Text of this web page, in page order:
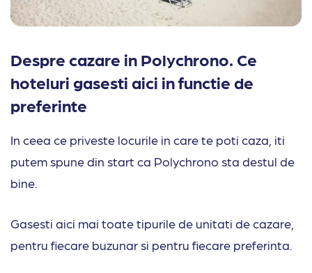
Despre cazare in Polychrono. Ce
hoteluri gasesti aici in functie de
preferinte
In ceea ce priveste locurile in care te poti caza, iti
putem spune din start ca Polychrono sta destul de
bine.
Gasesti aici mai toate tipurile de unitati de cazare,
pentru fiecare buzunar si pentru fiecare preferinta.